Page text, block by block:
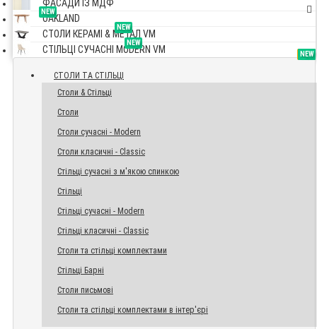
ФАСАДИ ІЗ МДФ
NEW
OAKLAND
NEW
СТОЛИ КЕРАМІ & МЕТАЛ VM
NEW
СТІЛЬЦІ СУЧАСНІ MODERN VM TOP
СТОЛИ ТА СТІЛЬЦІ
Столи & Стільці
Столи
Столи сучасні - Modern
Столи класичні - Classic
Стільці сучасні з м'якою спинкою
Стільці
Стільці сучасні - Modern
Стільці класичні - Classic
Столи та стільці комплектами
Стільці Барні
Столи письмові
Столи та стільці комплектами в інтер'єрі
NEW
NEW
NEW